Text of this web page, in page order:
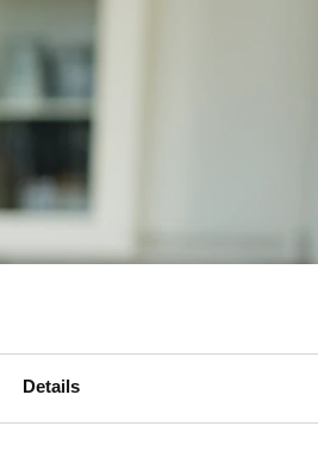
Details